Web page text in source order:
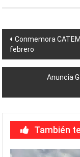
Navegación
de
entradas
Conmemora
febrero
Anuncia
También